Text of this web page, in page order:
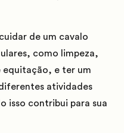
de um cavalo
como limpeza,
equitação, e ter um
atividades
isso contribui para sua